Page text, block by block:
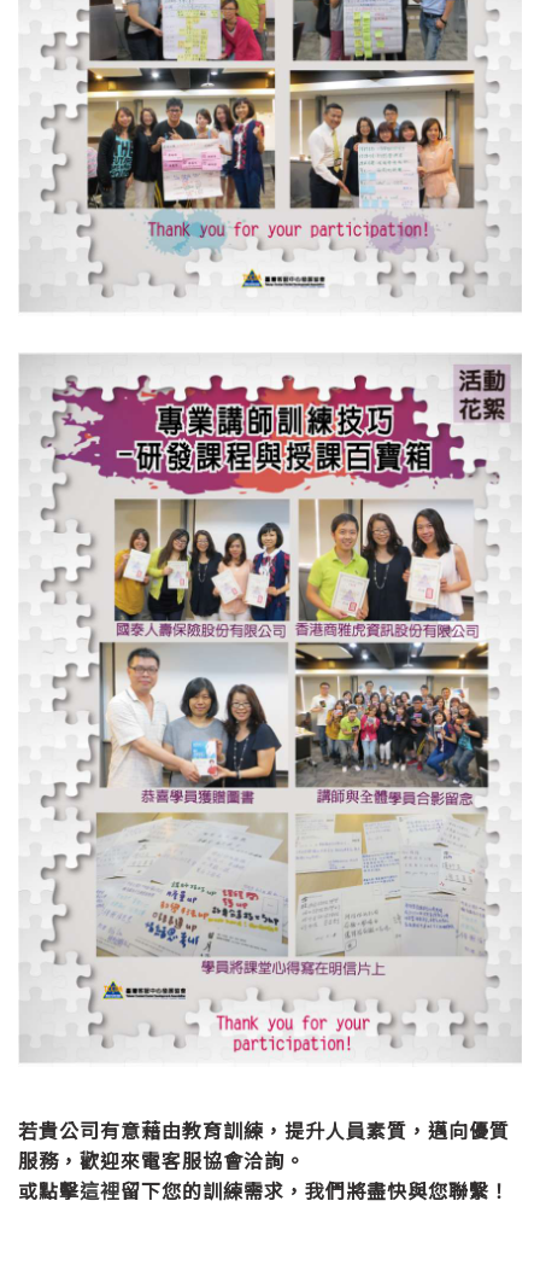
若貴公司有意藉由教育訓練，提升人員素質，邁向優質
服務，歡迎來電客服協會洽詢。
或點擊這裡留下您的訓練需求，我們將盡快與您聯繫！